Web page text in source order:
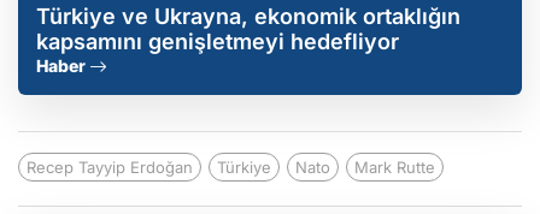
Türkiye ve Ukrayna, ekonomik ortaklığın
kapsamını genişletmeyi hedefliyor
Haber
Recep Tayyip Erdoğan Türkiye Nato Mark Rutte